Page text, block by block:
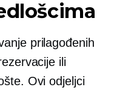
prilagođenih
ili
Ovi odjeljci